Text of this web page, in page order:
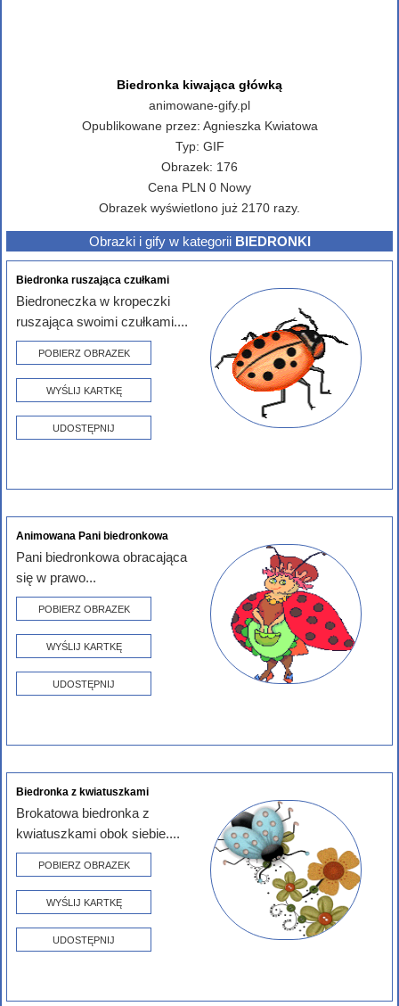
Biedronka kiwająca główką
animowane-gify.pl
Opublikowane przez: Agnieszka Kwiatowa
Typ: GIF
Obrazek: 176
Cena PLN 0 Nowy
Obrazek wyświetlono już 2170 razy.
Obrazki i gify w kategorii BIEDRONKI
Biedronka ruszająca czułkami
Biedroneczka w kropeczki
ruszająca swoimi czułkami....
POBIERZ OBRAZEK
WYŚLIJ KARTKĘ
UDOSTĘPNIJ
Animowana Pani biedronkowa
Pani biedronkowa obracająca
się w prawo...
POBIERZ OBRAZEK
WYŚLIJ KARTKĘ
UDOSTĘPNIJ
Biedronka z kwiatuszkami
Brokatowa biedronka z
kwiatuszkami obok siebie....
POBIERZ OBRAZEK
WYŚLIJ KARTKĘ
UDOSTĘPNIJ